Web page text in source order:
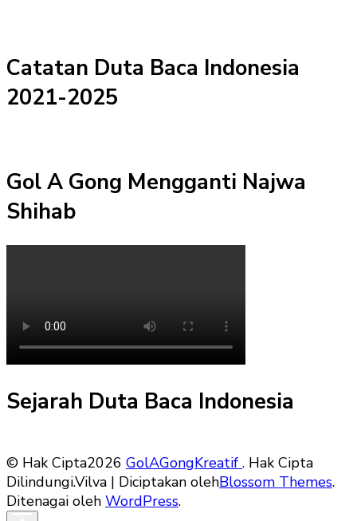
Catatan Duta Baca Indonesia
2021-2025
Gol A Gong Mengganti Najwa
Shihab
Sejarah Duta Baca Indonesia
© Hak Cipta2026 GolAGongKreatif . Hak Cipta
Dilindungi.Vilva | Diciptakan olehBlossom Themes.
Ditenagai oleh WordPress.